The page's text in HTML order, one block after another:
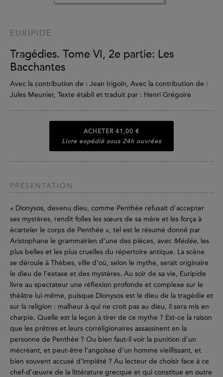
EURIPIDE
Tragédies. Tome VI, 2e partie: Les
Bacchantes
Avec la contribution de : Jean Irigoin, Avec la contribution de :
Jules Meunier, Texte établi et traduit par : Henri Grégoire
ACHETER 41,00 €
Livre expédié sous 24h ouvrées
PRÉSENTATION
« Dionysos, devenu dieu, comme Penthée refusait d'accepter
ses mystères, rendit folles les sœurs de sa mère et les força à
écarteler le corps de Penthée », tel est le résumé donné par
Aristophane le grammairien d'une des pièces, avec Médée, les
plus belles et les plus cruelles du répertoire antique. La scène
se déroule à Thèbes, ville d'où, selon le mythe, serait originaire
le dieu de l’extase et des mystères. Au soir de sa vie, Euripide
livre au spectateur une réflexion profonde et complexe sur le
théâtre lui-même, puisque Dionysos est le dieu de la tragédie et
sur la religion : malheur à qui ne croit pas au dieu, il sera mis en
charpie. Quelle est la leçon à tirer de ce mythe ? Est-ce la raison
que les prêtres et leurs corréligionaires assassinent en la
personne de Penthée ? Ou bien faut-il voir la punition d’un
mécréant, et peut-être l’angoisse d’un homme vieillissant, et
bien souvent accusé d’impiété ? Au lecteur de choisir face à ce
chef-d’œuvre de la littérature grecque et qui constitue en outre